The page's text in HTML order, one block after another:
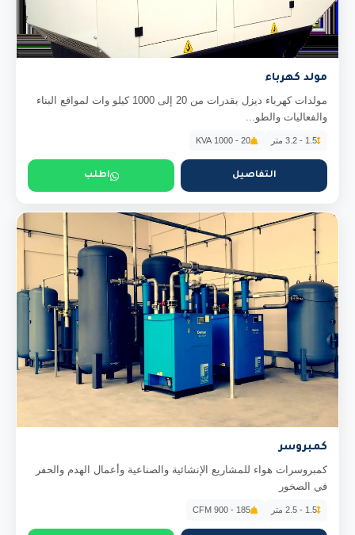
مولد كهرباء
مولدات كهرباء ديزل بقدرات من 20 إلى 1000 كيلو وات لمواقع البناء
والفعاليات والطو...
1.5 - 3.2 متر 20 - 1000 KVA
التفاصيل اطلب
كمبروسر
كمبروسرات هواء للمشاريع الإنشائية والصناعية وأعمال الهدم والحفر
في الصخور
1.5 - 2.5 متر 185 - 900 CFM